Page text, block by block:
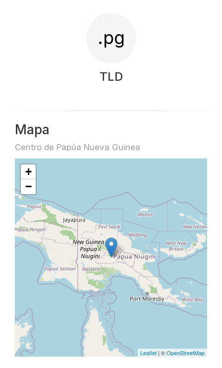
.pg
TLD
Mapa
Centro de Papúa Nueva Guinea
+
−
Leaflet | ©OpenStreetMap